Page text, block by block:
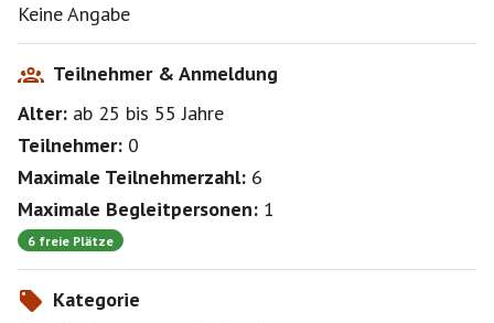
Keine Angabe
Teilnehmer & Anmeldung
Alter: ab 25 bis 55Jahre
Teilnehmer: 0
Maximale Teilnehmerzahl: 6
Maximale Begleitpersonen: 1
6 freie Plätze
Kategorie